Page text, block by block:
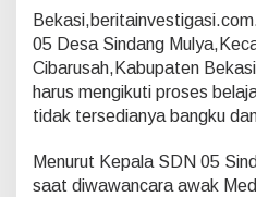
g
k
u
D
a
M
j
a
05 Desa Sindang
Cibarusah,Kabupaten
harus mengikuti proses
tidak tersedianya bangku
Menurut Kepala SDN 05
saat diwawancara awak